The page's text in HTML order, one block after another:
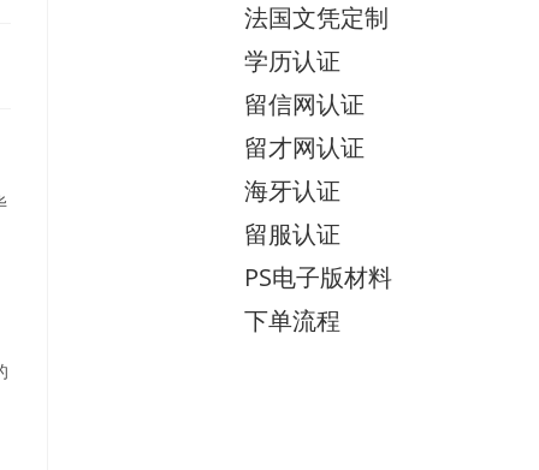
法国文凭定制
学历认证
留信网认证
留才网认证
海牙认证
留服认证
PS电子版材料
下单流程